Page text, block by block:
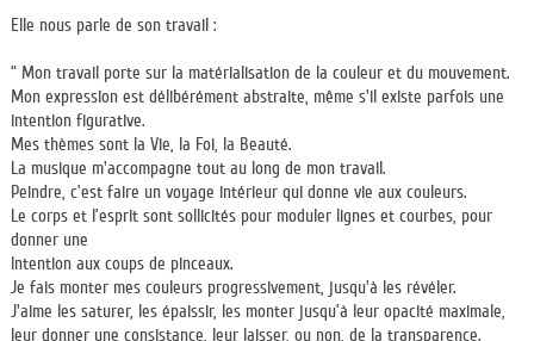
Elle nous parle de son travail :
“ Mon travail porte sur la matérialisation de la couleur et du mouvement.
Mon expression est délibérément abstraite, même s'il existe parfois une
intention figurative.
Mes thèmes sont la Vie, la Foi, la Beauté.
La musique m'accompagne tout au long de mon travail.
Peindre, c’est faire un voyage intérieur qui donne vie aux couleurs.
Le corps et l’esprit sont sollicités pour moduler lignes et courbes, pour
donner une
Intention aux coups de pinceaux.
Je fais monter mes couleurs progressivement, jusqu'à les révéler.
J'aime les saturer, les épaissir, les monter jusqu’à leur opacité maximale,
leur donner une consistance, leur laisser, ou non, de la transparence.